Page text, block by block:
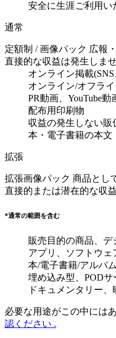
安全に生涯ご利用い
通常
定額制 / 画像パック 広報
直接的な収益は発生しませ
オンライン掲載
オンライン/オフラ
PR動画、YouTube動
配布用印刷物
収益の発生しない販
本・電子書籍の本文
拡張
拡張画像パック 商品とし
直接的または潜在的な収
*通常の範囲を含む
販売目的の商品、デ
アプリ、ソフトウ
本/電子書籍/アルバ
埋め込み型、PODサ
ドキュメンタリー、
必要な用途がこの中には
認ください .